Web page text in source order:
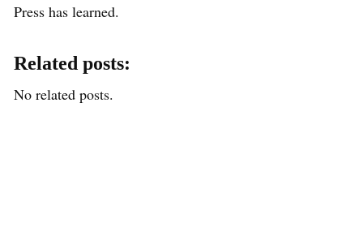
Press has learned.
Related posts:
No related posts.